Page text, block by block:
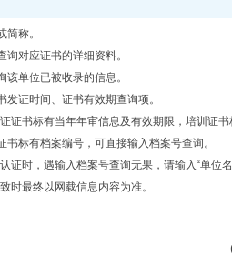
简称。
询对应证书的详细资料。
该单位已被收录的信息。
证时间、证书有效期查询项。
证书标有当年年审信息及有效期限，培训证
标有档案编号，可直接输入档案号查询。
证时，遇输入档案号查询无果，请输入“单位
时最终以网载信息内容为准。